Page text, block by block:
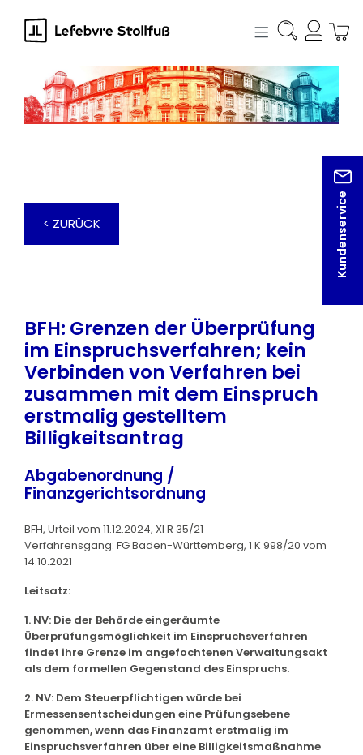
springen
Kundenservice
< ZURÜCK
BFH: Grenzen der Überprüfung
im Einspruchsverfahren; kein
Verbinden von Verfahren bei
zusammen mit dem Einspruch
erstmalig gestelltem
Billigkeitsantrag
Abgabenordnung /
Finanzgerichtsordnung
BFH, Urteil vom 11.12.2024, XI R 35/21
Verfahrensgang: FG Baden-Württemberg, 1 K 998/20 vom
14.10.2021
Leitsatz:
1. NV: Die der Behörde eingeräumte
Überprüfungsmöglichkeit im Einspruchsverfahren
findet ihre Grenze im angefochtenen Verwaltungsakt
als dem formellen Gegenstand des Einspruchs.
2. NV: Dem Steuerpflichtigen würde bei
Ermessensentscheidungen eine Prüfungsebene
genommen, wenn das Finanzamt erstmalig im
Einspruchsverfahren über eine Billigkeitsmaßnahme